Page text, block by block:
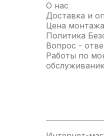
О нас
Доставка и
Цена
Политика
Вопрос -
Работы по